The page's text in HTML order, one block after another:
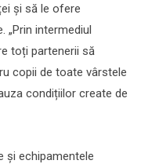
și să le ofere
„Prin intermediul
toți partenerii să
copii de toate vârstele
condițiilor create de
și echipamentele